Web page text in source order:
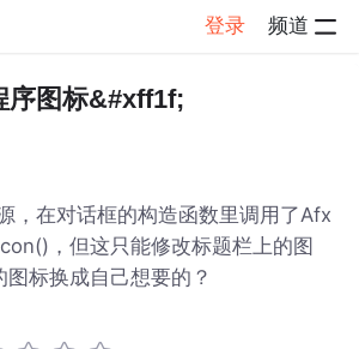
登录 频道
帖子详情
序图标&#xff1f;
，在对话框的构造函数里调用了Afx
，但这只能修改标题栏上的图
标换成自己想要的？